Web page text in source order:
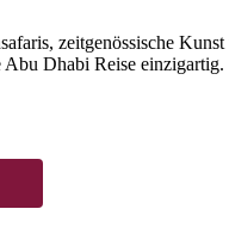
zeitgenössische
Abu Dhabi Reise einzigartig.